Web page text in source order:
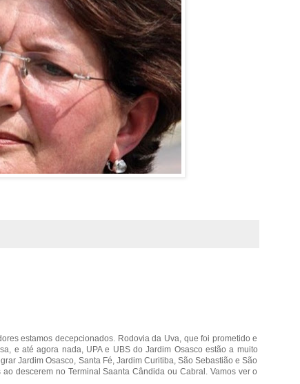
estamos decepcionados. Rodovia da Uva, que foi prometido e
e até agora nada, UPA e UBS do Jardim Osasco estão a muito
Jardim Osasco, Santa Fé, Jardim Curitiba, São Sebastião e São
descerem no Terminal Saanta Cândida ou Cabral. Vamos ver o